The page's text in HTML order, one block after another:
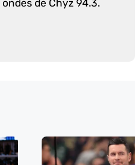
de Chyz 94.3.